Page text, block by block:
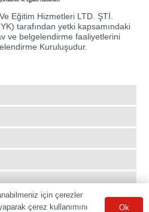
Eğitim Hizmetleri LTD. ŞTİ.
tarafından yetki kapsamındaki
ve belgelendirme faaliyetlerini
Kuruluşudur.
için çerezler
çerez kullanımını
Ok